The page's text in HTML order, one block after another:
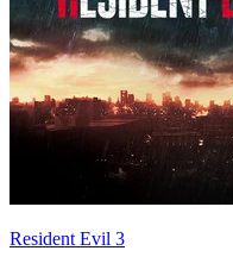
Resident Evil 3